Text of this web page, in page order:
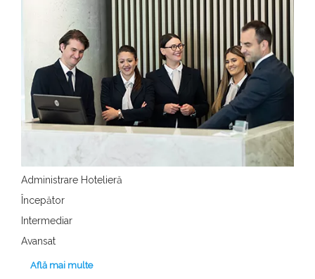
Administrare Hotelieră
Începător
Intermediar
Avansat
Află mai multe